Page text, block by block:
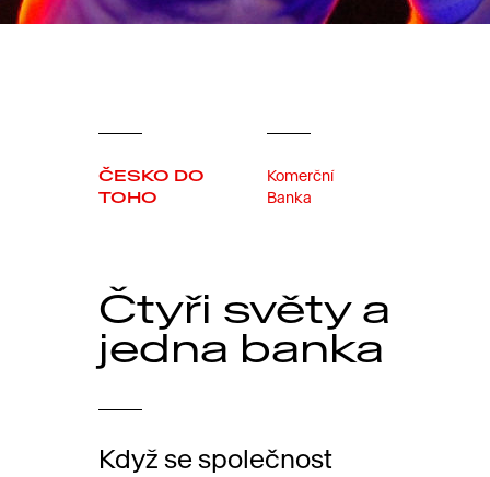
ČESKO DO
TOHO
Komerční
Banka
Čtyři světy a
jedna banka
Když se společnost